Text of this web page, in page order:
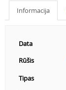
Informacija
Data
Rūšis
Tipas